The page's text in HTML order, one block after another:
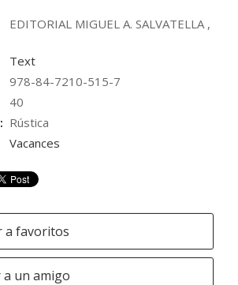
EDITORIAL MIGUEL A. SALVATELLA ,
Text
978-84-7210-515-7
40
Rústica
Vacances
a favoritos
a un amigo